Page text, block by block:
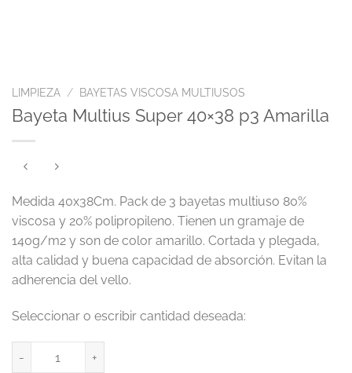
LIMPIEZA / BAYETAS VISCOSA MULTIUSOS
Bayeta Multius Super 40×38 p3 Amarilla
Medida 40x38Cm. Pack de 3 bayetas multiuso 80%
viscosa y 20% polipropileno. Tienen un gramaje de
140g/m2 y son de color amarillo. Cortada y plegada,
alta calidad y buena capacidad de absorción. Evitan la
adherencia del vello.